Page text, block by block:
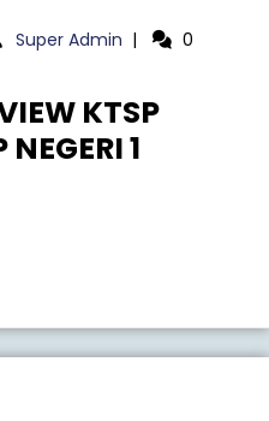
Super Admin |
0
KTSP
1